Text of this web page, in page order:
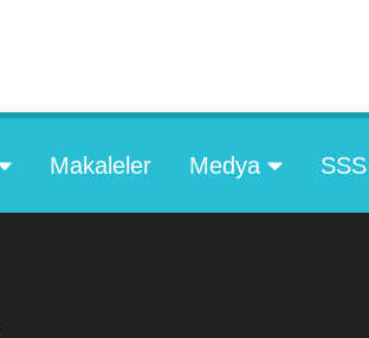
Makaleler Medya SSS